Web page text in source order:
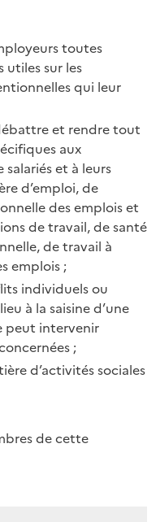
toutes
utiles sur les
qui leur
et rendre tout
aux
et à leurs
d’emploi, de
des emplois et
de travail, de santé
de travail à
emplois ;
individuels ou
à la saisine d’une
peut intervenir
;
d’activités sociales
de cette